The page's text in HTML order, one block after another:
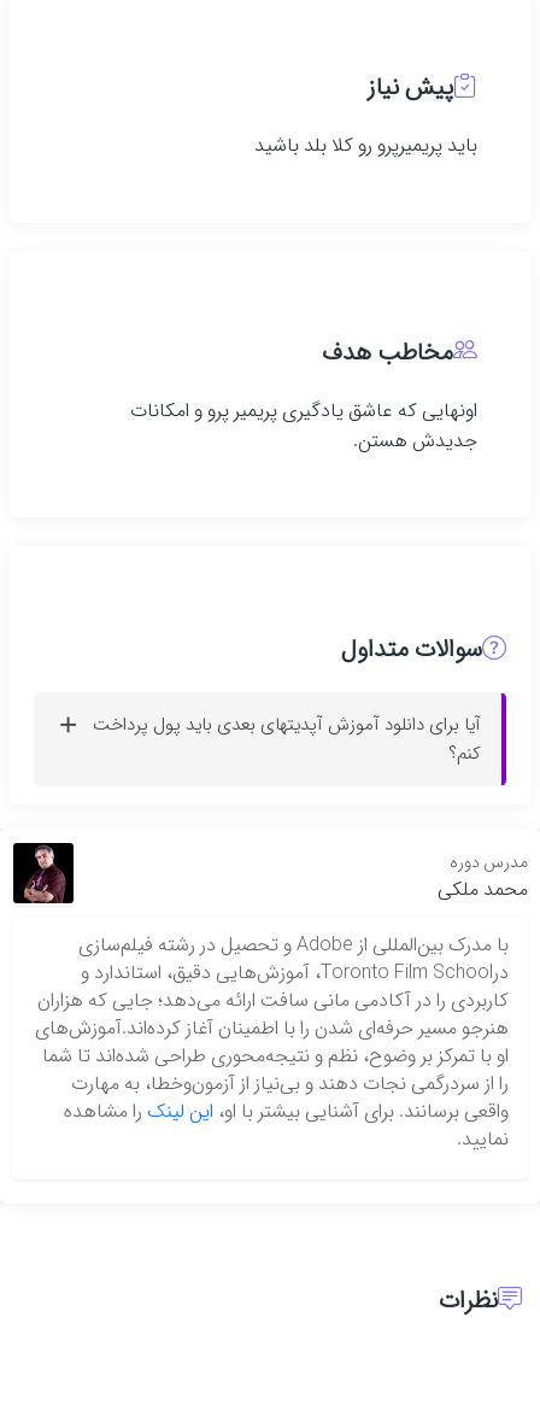
پیش نیاز
باید پریمیرپرو رو کلا بلد باشید
مخاطب هدف
اونهایی که عاشق یادگیری پریمیر پرو و امکانات
جدیدش هستن.
سوالات متداول
آیا برای دانلود آموزش آپدیتهای بعدی باید پول پرداخت
کنم؟
مدرس دوره
محمد ملکی
با مدرک بین‌المللی از Adobe و تحصیل در رشته فیلم‌سازی
درToronto Film School، آموزش‌هایی دقیق، استاندارد و
کاربردی را در آکادمی مانی سافت ارائه می‌دهد؛ جایی که هزاران
هنرجو مسیر حرفه‌ای شدن را با اطمینان آغاز کرده‌اند.آموزش‌های
او با تمرکز بر وضوح، نظم و نتیجه‌محوری طراحی شده‌اند تا شما
را از سردرگمی نجات دهند و بی‌نیاز از آزمون‌وخطا، به مهارت
واقعی برسانند. برای آشنایی بیشتر با او، این لینک را مشاهده
نمایید.
نظرات